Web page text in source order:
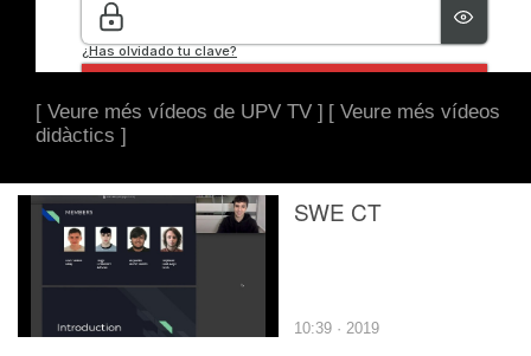
[ Veure més vídeos de UPV TV ] [ Veure més vídeos
didàctics ]
SWE CT
10:39 · 2019